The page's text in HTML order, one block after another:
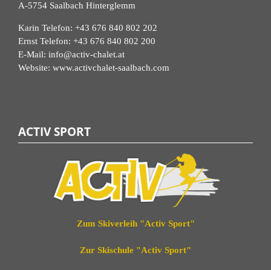
A-5754 Saalbach Hinterglemm
Karin Telefon: +43 676 840 802 202
Ernst Telefon: +43 676 840 802 200
E-Mail: info@activ-chalet.at
Website: www.activchalet-saalbach.com
ACTIV SPORT
Zum Skiverleih "Activ Sport"
Zur Skischule "Activ Sport"